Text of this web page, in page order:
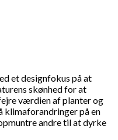
et designfokus på at
skønhed for at
værdien af planter og
på en
andre til at dyrke